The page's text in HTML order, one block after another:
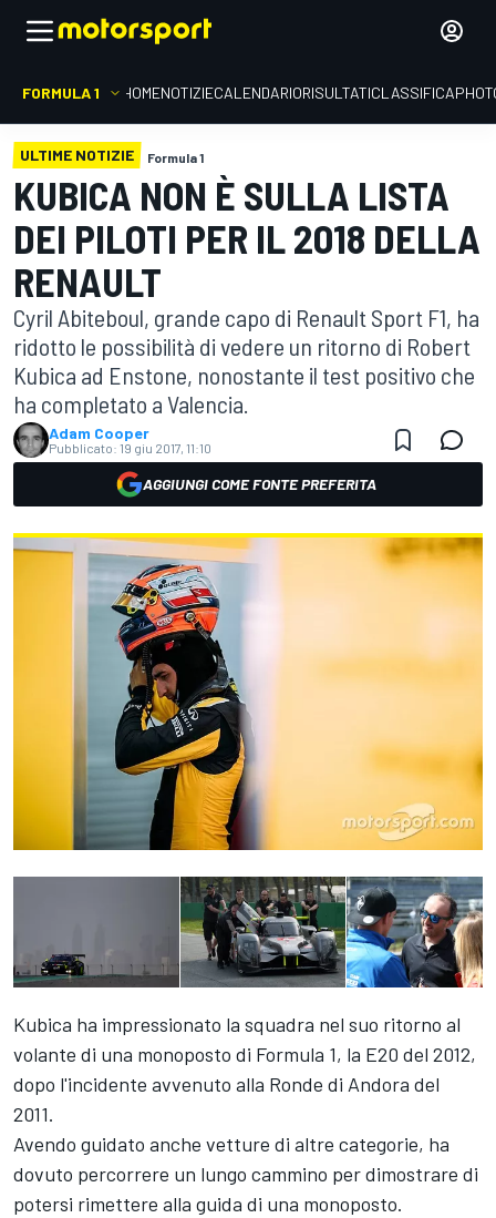
FORMULA 1 HOMENOTIZIECALENDARIORISULTATICLASSIFICA
ULTIME NOTIZIE Formula 1
KUBICA NON È SULLA LISTA
DEI PILOTI PER IL 2018 DELLA
RENAULT
Cyril Abiteboul, grande capo di Renault Sport F1, ha
ridotto le possibilità di vedere un ritorno di Robert
Kubica ad Enstone, nonostante il test positivo che
ha completato a Valencia.
Adam Cooper
Pubblicato: 19 giu 2017, 11:10
AGGIUNGI COME FONTE PREFERITA
Kubica ha impressionato la squadra nel suo ritorno al
volante di una monoposto di Formula 1, la E20 del 2012,
dopo l'incidente avvenuto alla Ronde di Andora del
2011.
Avendo guidato anche vetture di altre categorie, ha
dovuto percorrere un lungo cammino per dimostrare di
potersi rimettere alla guida di una monoposto.